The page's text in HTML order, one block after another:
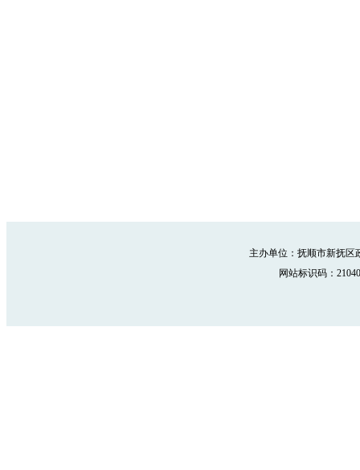
主办单位：抚顺市新抚
网站标识码：